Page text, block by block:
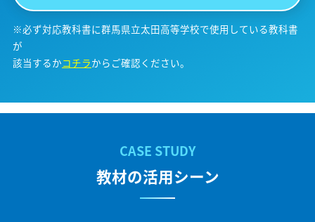
※必ず対応教科書に群馬県立太田高等学校で使用している教科書
が
該当するかコチラからご確認ください。
教材の活用シーン